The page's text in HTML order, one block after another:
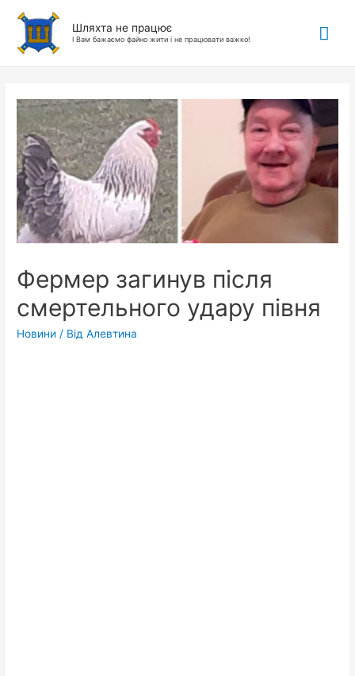
Шляхта не працює
І Вам бажаємо файно жити і не працювати важко!
Фермер загинув після
смертельного удару півня
Новини / ВідАлевтина